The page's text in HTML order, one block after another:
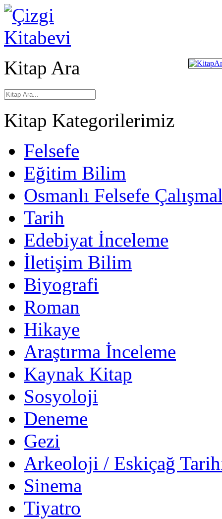
Kitap Ara
Kitap Kategorilerimiz
Felsefe
Eğitim Bilim
Osmanlı Felsefe
Tarih
Edebiyat İnceleme
İletişim Bilim
Biyografi
Roman
Hikaye
Araştırma İnceleme
Kaynak Kitap
Sosyoloji
Deneme
Gezi
Arkeoloji / Eskiçağ
Sinema
Tiyatro